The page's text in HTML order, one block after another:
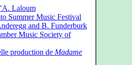
Laloum
Summer Music Festival
and B. Funderburk
Music Society of
production de Madame